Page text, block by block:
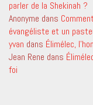
parler de la Shekinah ?
Anonyme dans
évangéliste et un
yvan dans Élimélec,
Jean Rene dans
foi